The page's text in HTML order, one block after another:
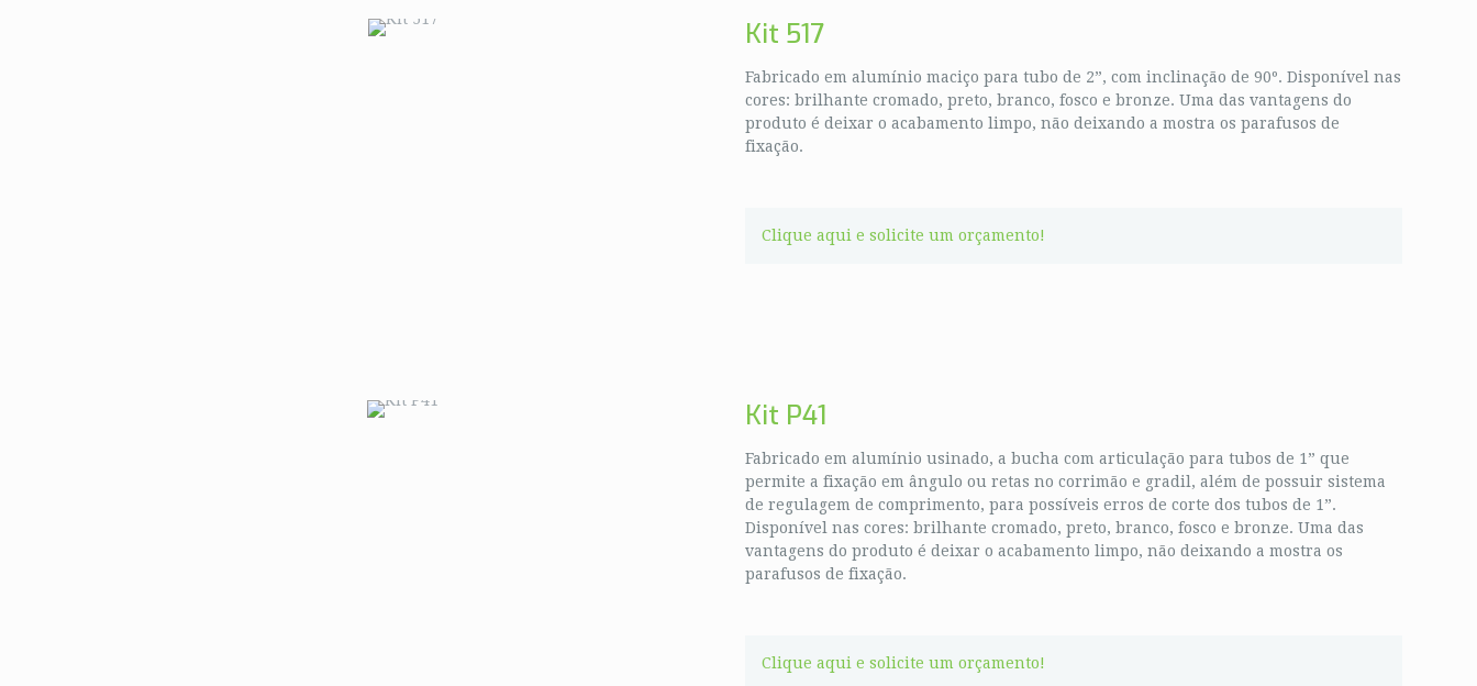
Kit 517
Fabricado em alumínio maciço para tubo de 2”, com inclinação de 90º. Disponível nas
cores: brilhante cromado, preto, branco, fosco e bronze. Uma das vantagens do
produto é deixar o acabamento limpo, não deixando a mostra os parafusos de
fixação.
Clique aqui e solicite um orçamento!
Kit P41
Fabricado em alumínio usinado, a bucha com articulação para tubos de 1” que
permite a fixação em ângulo ou retas no corrimão e gradil, além de possuir sistema
de regulagem de comprimento, para possíveis erros de corte dos tubos de 1”.
Disponível nas cores: brilhante cromado, preto, branco, fosco e bronze. Uma das
vantagens do produto é deixar o acabamento limpo, não deixando a mostra os
parafusos de fixação.
Clique aqui e solicite um orçamento!